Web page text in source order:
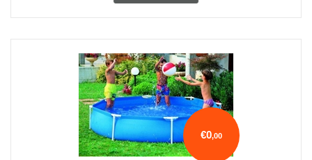
€0,00